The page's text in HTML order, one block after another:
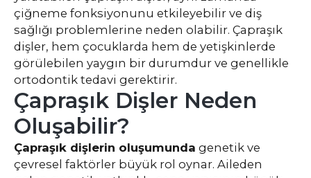
çiğneme fonksiyonunu etkileyebilir ve diş
sağlığı problemlerine neden olabilir. Çapraşık
dişler, hem çocuklarda hem de yetişkinlerde
görülebilen yaygın bir durumdur ve genellikle
ortodontik tedavi gerektirir.
Çapraşık Dişler Neden
Oluşabilir?
Çapraşık dişlerin oluşumunda genetik ve
çevresel faktörler büyük rol oynar. Aileden